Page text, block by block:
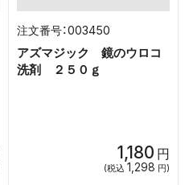
003450
アズマジック 鏡のウロコ
洗剤 ２５０ｇ
1,180 円
(税込 1,298 円)